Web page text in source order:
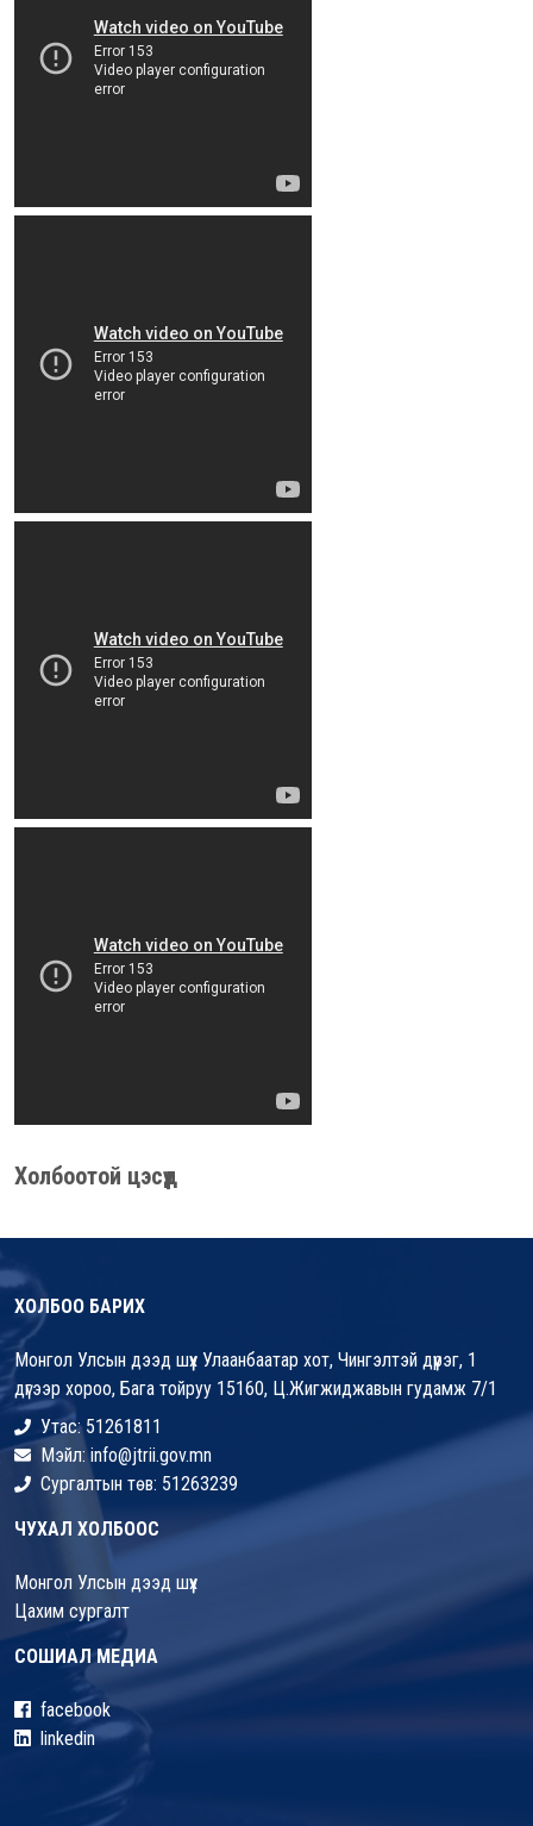
Холбоотой цэсүүд
ХОЛБОО БАРИХ
Монгол Улсын дээд шүүх Улаанбаатар хот, Чингэлтэй дүүрэг, 1
дүгээр хороо, Бага тойруу 15160, Ц.Жигжиджавын гудамж 7/1
Утас: 51261811
Мэйл: info@jtrii.gov.mn
Сургалтын төв: 51263239
ЧУХАЛ ХОЛБООС
Монгол Улсын дээд шүүх
Цахим сургалт
СОШИАЛ МЕДИА
facebook
linkedin